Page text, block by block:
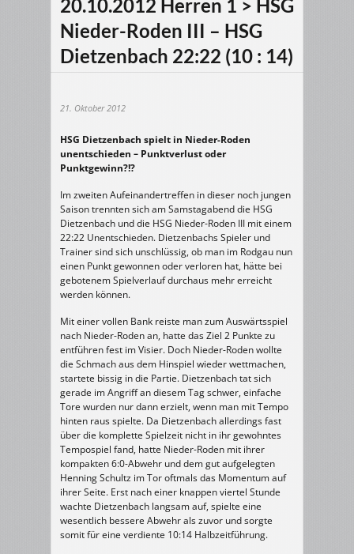
20.10.2012 Herren 1 > HSG
Nieder-Roden III – HSG
Dietzenbach 22:22 (10 : 14)
21. Oktober 2012
HSG Dietzenbach spielt in Nieder-Roden
unentschieden – Punktverlust oder
Punktgewinn?!?
Im zweiten Aufeinandertreffen in dieser noch jungen
Saison trennten sich am Samstagabend die HSG
Dietzenbach und die HSG Nieder-Roden III mit einem
22:22 Unentschieden. Dietzenbachs Spieler und
Trainer sind sich unschlüssig, ob man im Rodgau nun
einen Punkt gewonnen oder verloren hat, hätte bei
gebotenem Spielverlauf durchaus mehr erreicht
werden können.
Mit einer vollen Bank reiste man zum Auswärtsspiel
nach Nieder-Roden an, hatte das Ziel 2 Punkte zu
entführen fest im Visier. Doch Nieder-Roden wollte
die Schmach aus dem Hinspiel wieder wettmachen,
startete bissig in die Partie. Dietzenbach tat sich
gerade im Angriff an diesem Tag schwer, einfache
Tore wurden nur dann erzielt, wenn man mit Tempo
hinten raus spielte. Da Dietzenbach allerdings fast
über die komplette Spielzeit nicht in ihr gewohntes
Tempospiel fand, hatte Nieder-Roden mit ihrer
kompakten 6:0-Abwehr und dem gut aufgelegten
Henning Schultz im Tor oftmals das Momentum auf
ihrer Seite. Erst nach einer knappen viertel Stunde
wachte Dietzenbach langsam auf, spielte eine
wesentlich bessere Abwehr als zuvor und sorgte
somit für eine verdiente 10:14 Halbzeitführung.